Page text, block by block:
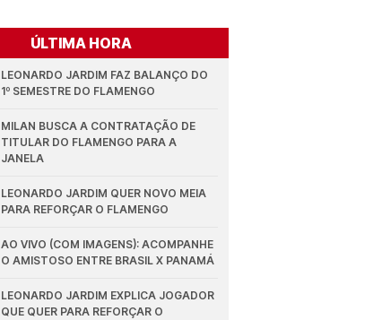
ÚLTIMA HORA
LEONARDO JARDIM FAZ BALANÇO DO
1º SEMESTRE DO FLAMENGO
MILAN BUSCA A CONTRATAÇÃO DE
TITULAR DO FLAMENGO PARA A
JANELA
LEONARDO JARDIM QUER NOVO MEIA
PARA REFORÇAR O FLAMENGO
AO VIVO (COM IMAGENS): ACOMPANHE
O AMISTOSO ENTRE BRASIL X PANAMÁ
LEONARDO JARDIM EXPLICA JOGADOR
QUE QUER PARA REFORÇAR O